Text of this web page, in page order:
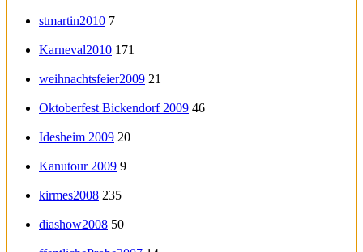
stmartin2010 7
Karneval2010 171
weihnachtsfeier2009 21
Oktoberfest Bickendorf 2009 46
Idesheim 2009 20
Kanutour 2009 9
kirmes2008 235
diashow2008 50